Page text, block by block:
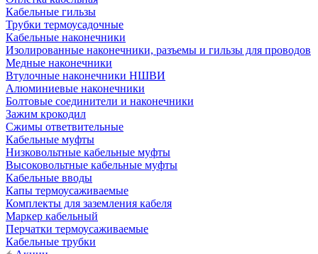
Кабельные гильзы
Трубки термоусадочные
Кабельные наконечники
Изолированные наконечники, разъемы и гильзы для проводов
Медные наконечники
Втулочные наконечники НШВИ
Алюминиевые наконечники
Болтовые соединители и наконечники
Зажим крокодил
Сжимы ответвительные
Кабельные муфты
Низковольтные кабельные муфты
Высоковольтные кабельные муфты
Кабельные вводы
Капы термоусаживаемые
Комплекты для заземления кабеля
Маркер кабельный
Перчатки термоусаживаемые
Кабельные трубки